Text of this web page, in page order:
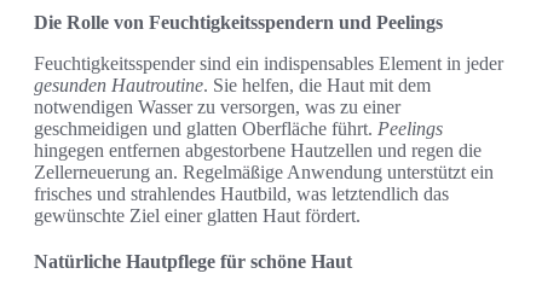
Die Rolle von Feuchtigkeitsspendern und Peelings
Feuchtigkeitsspender sind ein indispensables Element in jeder
gesunden Hautroutine. Sie helfen, die Haut mit dem
notwendigen Wasser zu versorgen, was zu einer
geschmeidigen und glatten Oberfläche führt. Peelings
hingegen entfernen abgestorbene Hautzellen und regen die
Zellerneuerung an. Regelmäßige Anwendung unterstützt ein
frisches und strahlendes Hautbild, was letztendlich das
gewünschte Ziel einer glatten Haut fördert.
Natürliche Hautpflege für schöne Haut